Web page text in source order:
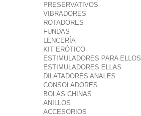
PRESERVATIVOS
VIBRADORES
ROTADORES
FUNDAS
LENCERÍA
KIT ERÓTICO
ESTIMULADORES PARA ELLOS
ESTIMULADORES ELLAS
DILATADORES ANALES
CONSOLADORES
BOLAS CHINAS
ANILLOS
ACCESORIOS